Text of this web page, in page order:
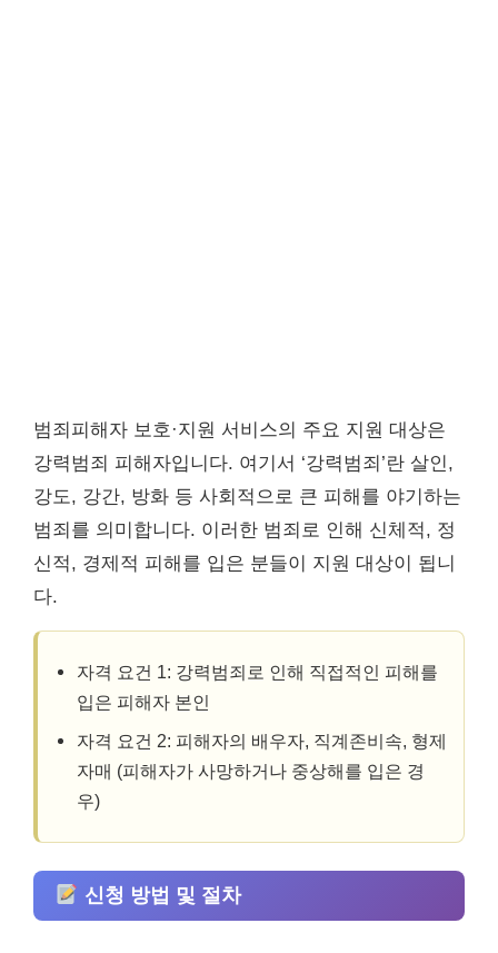
범죄피해자 보호·지원 서비스의 주요 지원 대상은
강력범죄 피해자입니다. 여기서 ‘강력범죄’란 살인,
강도, 강간, 방화 등 사회적으로 큰 피해를 야기하는
범죄를 의미합니다. 이러한 범죄로 인해 신체적, 정
신적, 경제적 피해를 입은 분들이 지원 대상이 됩니
다.
자격 요건 1: 강력범죄로 인해 직접적인 피해를
입은 피해자 본인
자격 요건 2: 피해자의 배우자, 직계존비속, 형제
자매 (피해자가 사망하거나 중상해를 입은 경
우)
신청 방법 및 절차